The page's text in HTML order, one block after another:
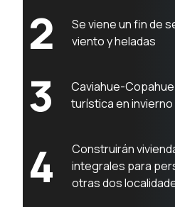
2
Se viene un fin de
viento y heladas
3
Caviahue-
turística en invierno
4
Construirán
integrales para
otras dos